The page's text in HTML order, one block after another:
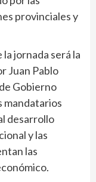
provinciales y
jornada será la
Juan Pablo
Gobierno
mandatarios
desarrollo
y las
las